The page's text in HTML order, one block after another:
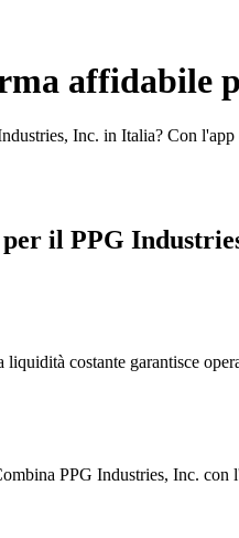
affidabile
Inc. in Italia? Con
il PPG
liquidità costante garantisce
PPG Industries, Inc.